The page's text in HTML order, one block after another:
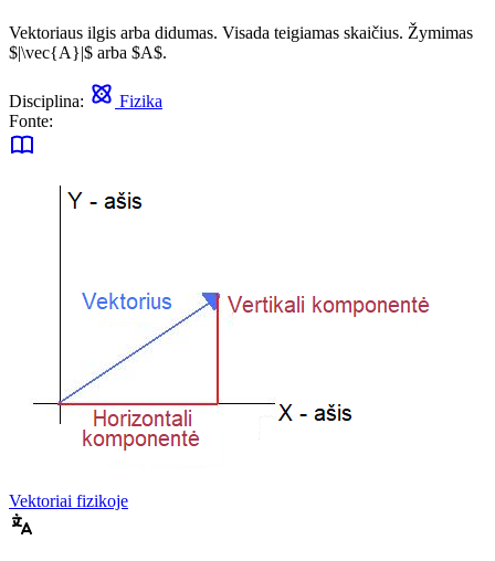
Vektoriaus ilgis arba didumas. Visada teigiamas skaičius. Žymimas
$|\vec{A}|$ arba $A$.
Disciplina:
Fizika
Fonte:
Vektoriai fizikoje